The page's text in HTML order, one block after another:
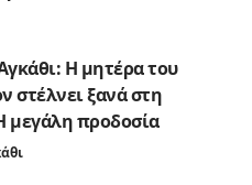
Η μητέρα του
στέλνει ξανά στη
μεγάλη προδοσία